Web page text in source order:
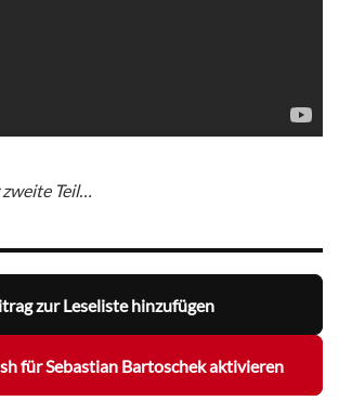
Teil…
zur Leseliste hinzufügen
für Sebastian Bartoschek aktivieren